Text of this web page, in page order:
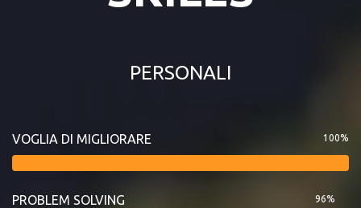
PERSONALI
VOGLIA DI MIGLIORARE 100%
PROBLEM SOLVING 96%